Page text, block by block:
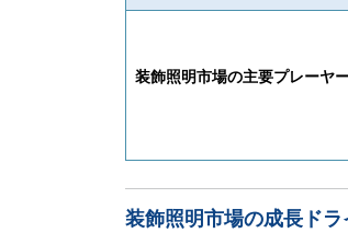
装飾照明市場の主要プレーヤ
装飾照明市場の成長ド